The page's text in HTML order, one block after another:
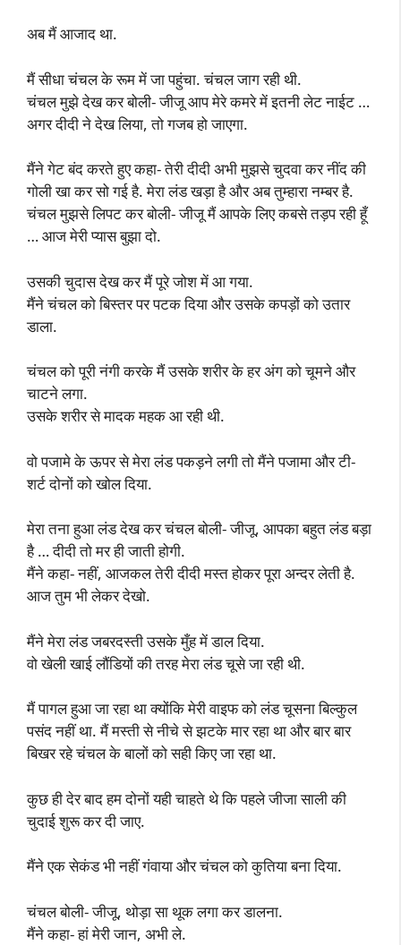
अब मैं आजाद था.
मैं सीधा चंचल के रूम में जा पहुंचा. चंचल जाग रही थी.
चंचल मुझे देख कर बोली- जीजू आप मेरे कमरे में इतनी लेट नाईट …
अगर दीदी ने देख लिया, तो गजब हो जाएगा.
मैंने गेट बंद करते हुए कहा- तेरी दीदी अभी मुझसे चुदवा कर नींद की
गोली खा कर सो गई है. मेरा लंड खड़ा है और अब तुम्हारा नम्बर है.
चंचल मुझसे लिपट कर बोली- जीजू मैं आपके लिए कबसे तड़प रही हूँ
… आज मेरी प्यास बुझा दो.
उसकी चुदास देख कर मैं पूरे जोश में आ गया.
मैंने चंचल को बिस्तर पर पटक दिया और उसके कपड़ों को उतार
डाला.
चंचल को पूरी नंगी करके मैं उसके शरीर के हर अंग को चूमने और
चाटने लगा.
उसके शरीर से मादक महक आ रही थी.
वो पजामे के ऊपर से मेरा लंड पकड़ने लगी तो मैंने पजामा और टी-
शर्ट दोनों को खोल दिया.
मेरा तना हुआ लंड देख कर चंचल बोली- जीजू, आपका बहुत लंड बड़ा
है … दीदी तो मर ही जाती होगी.
मैंने कहा- नहीं, आजकल तेरी दीदी मस्त होकर पूरा अन्दर लेती है.
आज तुम भी लेकर देखो.
मैंने मेरा लंड जबरदस्ती उसके मुँह में डाल दिया.
वो खेली खाई लौंडियों की तरह मेरा लंड चूसे जा रही थी.
मैं पागल हुआ जा रहा था क्योंकि मेरी वाइफ को लंड चूसना बिल्कुल
पसंद नहीं था. मैं मस्ती से नीचे से झटके मार रहा था और बार बार
बिखर रहे चंचल के बालों को सही किए जा रहा था.
कुछ ही देर बाद हम दोनों यही चाहते थे कि पहले जीजा साली की
चुदाई शुरू कर दी जाए.
मैंने एक सेकंड भी नहीं गंवाया और चंचल को कुतिया बना दिया.
चंचल बोली- जीजू, थोड़ा सा थूक लगा कर डालना.
मैंने कहा- हां मेरी जान, अभी ले.